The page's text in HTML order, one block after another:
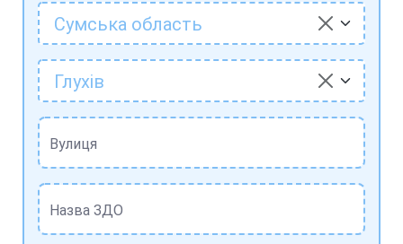
Сумська область
Глухів
Вулиця
Назва ЗДО